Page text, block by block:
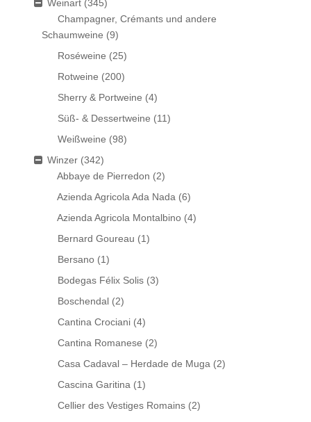
Weinart (345)
Champagner, Crémants und andere
Schaumweine (9)
Roséweine (25)
Rotweine (200)
Sherry & Portweine (4)
Süß- & Dessertweine (11)
Weißweine (98)
Winzer (342)
Abbaye de Pierredon (2)
Azienda Agricola Ada Nada (6)
Azienda Agricola Montalbino (4)
Bernard Goureau (1)
Bersano (1)
Bodegas Félix Solis (3)
Boschendal (2)
Cantina Crociani (4)
Cantina Romanese (2)
Casa Cadaval – Herdade de Muga (2)
Cascina Garitina (1)
Cellier des Vestiges Romains (2)